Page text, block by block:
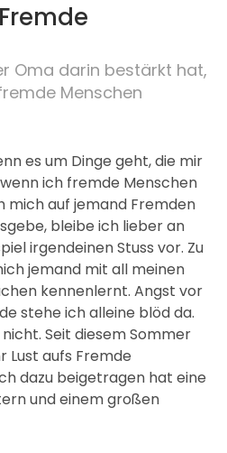
Oma darin bestärkt hat,
Menschen
es um Dinge geht, die mir
ich fremde Menschen
mich auf jemand Fremden
bleibe ich lieber an
irgendeinen Stuss vor. Zu
jemand mit all meinen
kennenlernt. Angst vor
stehe ich alleine blöd da.
Seit diesem Sommer
Lust aufs Fremde
dazu beigetragen hat eine
und einem großen